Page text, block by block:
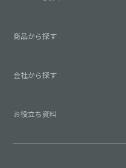
商品から探す
会社から探す
お役立ち資料